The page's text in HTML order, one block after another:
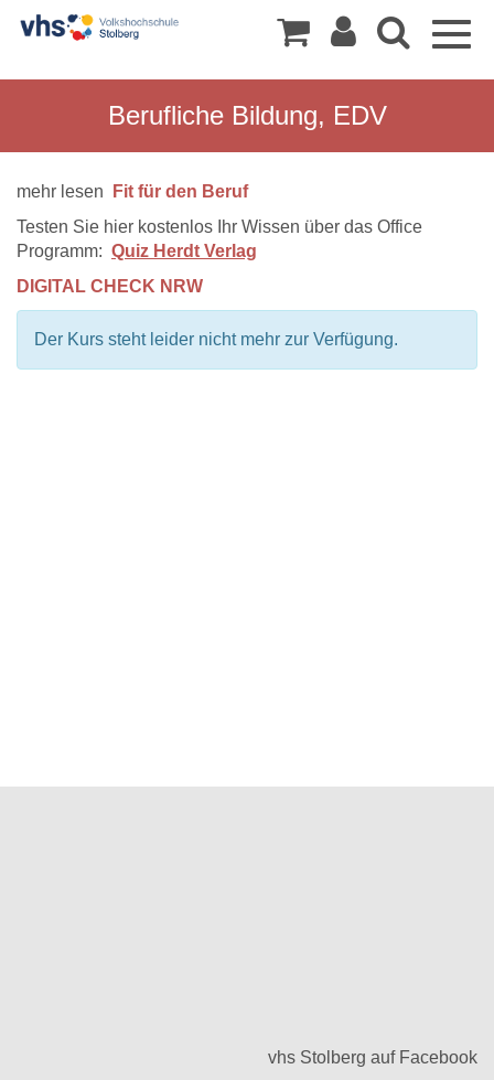
Berufliche Bildung, EDV
mehr lesen
Fit für den Beruf
Testen Sie hier kostenlos Ihr Wissen über das Office
Programm: Quiz Herdt Verlag
DIGITAL CHECK NRW
Der Kurs steht leider nicht mehr zur Verfügung.
vhs Stolberg auf Facebook